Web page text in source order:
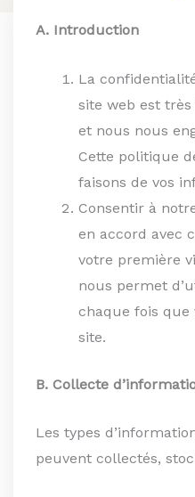
A. Introduction
La
site web est
et nous nous
Cette politique
faisons de vos
Consentir à
en accord avec
votre première
nous permet
chaque fois
site.
B. Collecte
Les types
peuvent collectés,